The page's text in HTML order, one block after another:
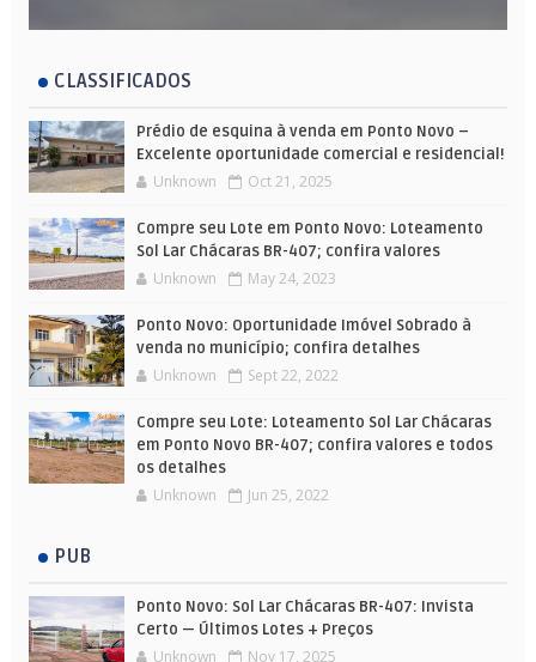
CLASSIFICADOS
Prédio de esquina à venda em Ponto Novo –
Excelente oportunidade comercial e residencial!
Unknown Oct 21, 2025
Compre seu Lote em Ponto Novo: Loteamento
Sol Lar Chácaras BR-407; confira valores
Unknown May 24, 2023
Ponto Novo: Oportunidade Imóvel Sobrado à
venda no município; confira detalhes
Unknown Sept 22, 2022
Compre seu Lote: Loteamento Sol Lar Chácaras
em Ponto Novo BR-407; confira valores e todos
os detalhes
Unknown Jun 25, 2022
PUB
Ponto Novo: Sol Lar Chácaras BR-407: Invista
Certo — Últimos Lotes + Preços
Unknown Nov 17, 2025